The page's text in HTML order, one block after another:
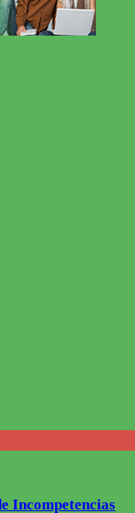
Incompetencias